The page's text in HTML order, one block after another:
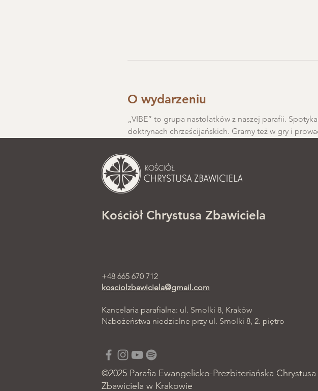
O wydarzeniu
„VIBE” to grupa nastolatków z naszej parafii.
doktrynach chrześcijańskich. Gramy też w gry i
Kościół Chrystusa Zbawiciela
+48 665 670 712
kosciolzbawiciela@gmail.com
Kancelaria parafialna: ul. Smolki 8, Kraków
Nabożeństwa niedzielne przy ul. Smolki 8, 2. piętro
©2025 Parafia Ewangelicko-Prezbiteriańska Chrystusa
Zbawiciela w Krakowie